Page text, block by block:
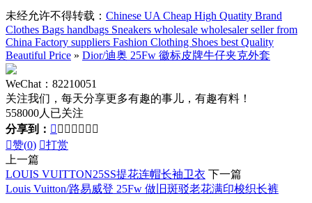
未经允许不得转载： Chinese UA Cheap High Quatity Brand
Clothes Bags handbags Sneakers wholesale wholesaler seller from
China Factory suppliers Fashion Clothing Shoes best Quality
Beautiful Price » Dior/迪奥 25Fw 徽标皮牌牛仔夹克外套
WeChat：82210051
关注我们，每天分享更多有趣的事儿，有趣有料！
558000人已关注
分享到：       
赞(0) 打赏
上一篇
LOUIS VUITTON25SS提花连帽长袖卫衣 下一篇
Louis Vuitton/路易威登 25Fw 做旧斑驳老花满印梭织长裤